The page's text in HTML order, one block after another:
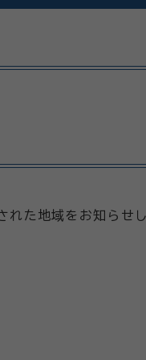
れた地域をお知らせ